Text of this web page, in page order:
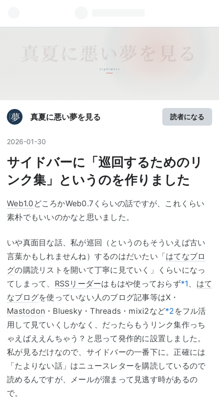
真夏に悪い夢を見る 読者になる
2026-01-30
サイドバーに「巡回するためのリ
ンク集」というのを作りました
Web1.0 どころかWeb0.7くらいの話ですが、これくらい
素朴でもいいのかなと思いました。
いや真面目な話、私が巡回（というのもそういえば古い
言葉かもしれませんね）するのはだいたい「はてなブロ
グの購読リストを開いて丁寧に見ていく」くらいになっ
てしまって、 RSSリーダーはもはや使っておらず*1、 はて
なブログを使っていない人のブログ記事等はX・
Mastodon ・Bluesky・Threads・mixi2など*2 をフル活
用して見ていくしかなく、だったらもうリンク集作っち
ゃえばええんちゃう？と思って発作的に設置しました。
私が見るだけなので、サイドバーの一番下に。正確には
「たよりない話」はニュースレターを購読しているので
読めるんですが、メールが溜まって見逃す時があるの
で。